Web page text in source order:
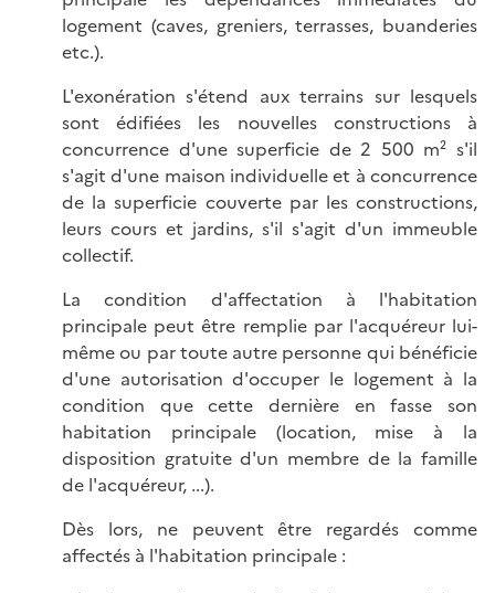
logement (caves, greniers, terrasses, buanderies
etc.).
L'exonération s'étend aux terrains sur lesquels
sont édifiées les nouvelles constructions à
concurrence d'une superficie de 2 500 m² s'il
s'agit d'une maison individuelle et à concurrence
de la superficie couverte par les constructions,
leurs cours et jardins, s'il s'agit d'un immeuble
collectif.
La condition d'affectation à l'habitation
principale peut être remplie par l'acquéreur lui-
même ou par toute autre personne qui bénéficie
d'une autorisation d'occuper le logement à la
condition que cette dernière en fasse son
habitation principale (location, mise à la
disposition gratuite d'un membre de la famille
de l'acquéreur, ...).
Dès lors, ne peuvent être regardés comme
affectés à l'habitation principale :